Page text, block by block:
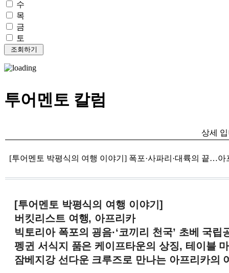
수
목
금
토
투어멘토 칼럼
상세
[투어멘토 박평식의 여행 이야기] 폭포·사파리·대륙의 끝…
[투어멘토 박평식의 여행 이야기]
버킷리스트 여행, 아프리카
빅토리아 폭포의 굉음·‘코끼리 천국’ 초베 국립
펭귄 서식지 품은 케이프타운의 상징, 테이블
잠베지강 선다운 크루즈로 만나는 아프리카의